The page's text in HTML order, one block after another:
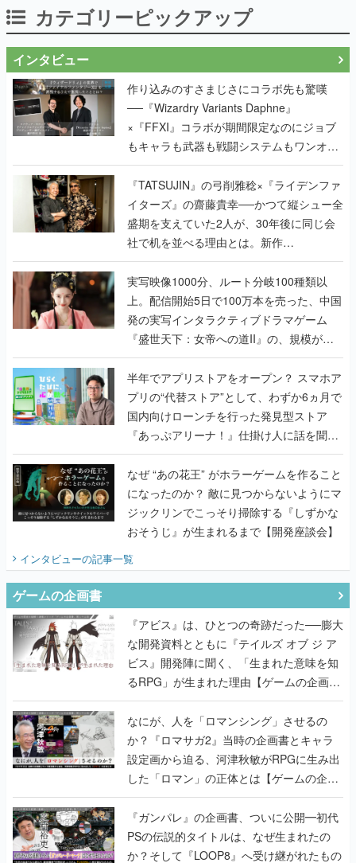
カテゴリーピックアップ
インタビュー
作り込みのすさまじさにコラボ先も驚嘆
──『Wizardry Variants Daphne』
×『FFXI』コラボが期間限定なのにジョブ
もキャラも武器も戦闘システムもワンオフ
で作り込まれた理由を両ディレクターに聞
く
『TATSUJIN』の弓削雅稔×『ライデンファ
イターズ』の齋藤貴幸──かつて縦シュー全
盛期を支えていた2人が、30年後に同じ会
社で机を並べる理由とは。新作
『TATSUJIN EXTREME』で初タッグを組
んだレジェンド2人に訊く開発秘話
実写映像1000分、ルート分岐100種類以
上。配信開始5日で100万本を売った、中国
発の実写インタラクティブドラマゲーム
『盛世天下：女帝への道II』の、規模が違
うこだわりをプロデューサーに聞いた
半年でアプリストアをオープン？ スマホア
プリの“代替ストア”として、わずか6ヵ月で
国内向けローンチを行った発見型ストア
『あっぷアリーナ！』仕掛け人に話を聞い
てみた
なぜ “あの花王” がホラーゲームを作ること
になったのか？ 敵に見つからないようにマ
ジックリンでこっそり掃除する『しずかな
おそうじ』が生まれるまで【開発座談会】
インタビューの記事一覧
ゲームの企画書
『アビス』は、ひとつの奇跡だった──膨大
な開発資料とともに『テイルズ オブ ジ ア
ビス』開発陣に聞く、「生まれた意味を知
るRPG」が生まれた理由【ゲームの企画
書】
なにが、人を「ロマンシング」させるの
か？『ロマサガ2』当時の企画書とキャラ
設定画から迫る、河津秋敏がRPGに生み出
した「ロマン」の正体とは【ゲームの企画
書】
『ガンパレ』の企画書、ついに公開━初代
PSの伝説的タイトルは、なぜ生まれたの
か？そして『LOOP8』へ受け継がれたもの